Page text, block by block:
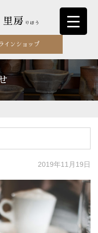
里房 りほう
インショップ
2019年11月19日